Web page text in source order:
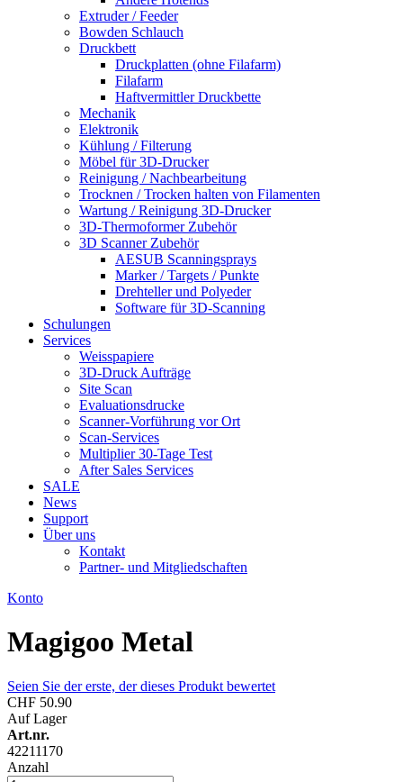
Extruder / Feeder
Bowden Schlauch
Druckbett
Druckplatten (ohne Filafarm)
Filafarm
Haftvermittler Druckbette
Mechanik
Elektronik
Kühlung / Filterung
Möbel für 3D-Drucker
Reinigung / Nachbearbeitung
Trocknen / Trocken halten von Filamenten
Wartung / Reinigung 3D-Drucker
3D-Thermoformer Zubehör
3D Scanner Zubehör
AESUB Scanningsprays
Marker / Targets / Punkte
Drehteller und Polyeder
Software für 3D-Scanning
Schulungen
Services
Weisspapiere
3D-Druck Aufträge
Site Scan
Evaluationsdrucke
Scanner-Vorführung vor Ort
Scan-Services
Multiplier 30-Tage Test
After Sales Services
SALE
News
Support
Über uns
Kontakt
Partner- und Mitgliedschaften
Konto
Magigoo Metal
Seien Sie der erste, der dieses Produkt bewertet
CHF 50.90
Auf Lager
Art.nr.
42211170
Anzahl